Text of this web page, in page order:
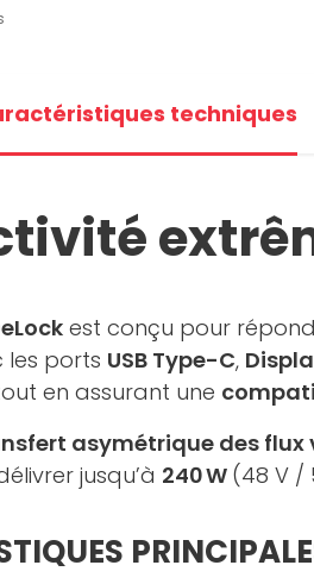
techniques
est conçu pour
ports USB Type-C,
en assurant une
asymétrique des flux
jusqu’à 240 W (48 V /